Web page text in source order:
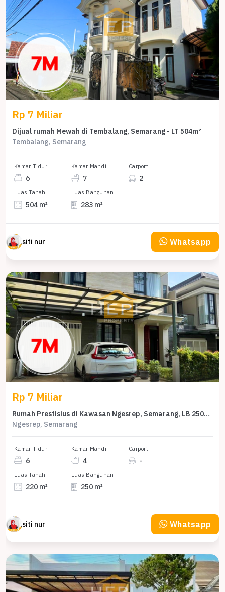
Rp 7 Miliar
Dijual rumah Mewah di Tembalang, Semarang - LT 504m²
Tembalang, Semarang
Kamar Tidur
6
Kamar Mandi
7
Carport
2
Luas Tanah
504 m²
Luas Bangunan
283 m²
siti nur Whatsapp
Rp 7 Miliar
Rumah Prestisius di Kawasan Ngesrep, Semarang, LB 250m², Harga 7 Miliar
Ngesrep, Semarang
Kamar Tidur
6
Kamar Mandi
4
Carport
-
Luas Tanah
220 m²
Luas Bangunan
250 m²
siti nur Whatsapp